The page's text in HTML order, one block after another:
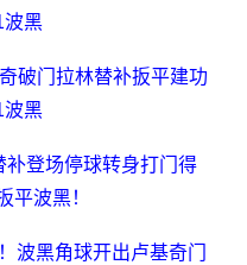
波黑
破门拉林替补扳平建功
波黑
补登场停球转身打门得
平波黑！
波黑角球开出卢基奇门